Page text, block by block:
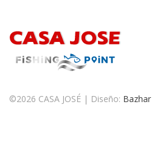
©2026 CASA JOSÉ | Diseño: Bazhar